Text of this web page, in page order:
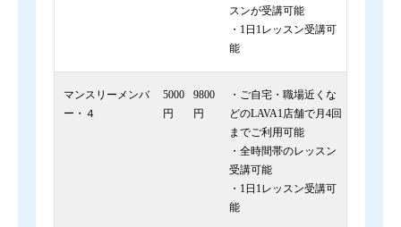
スンが受講可能
・1日1レッスン受講可
能
マンスリーメンバ
ー・４
5000
円
9800
円
・ご自宅・職場近くな
どのLAVA1店舗で月4回
までご利用可能
・全時間帯のレッスン
受講可能
・1日1レッスン受講可
能